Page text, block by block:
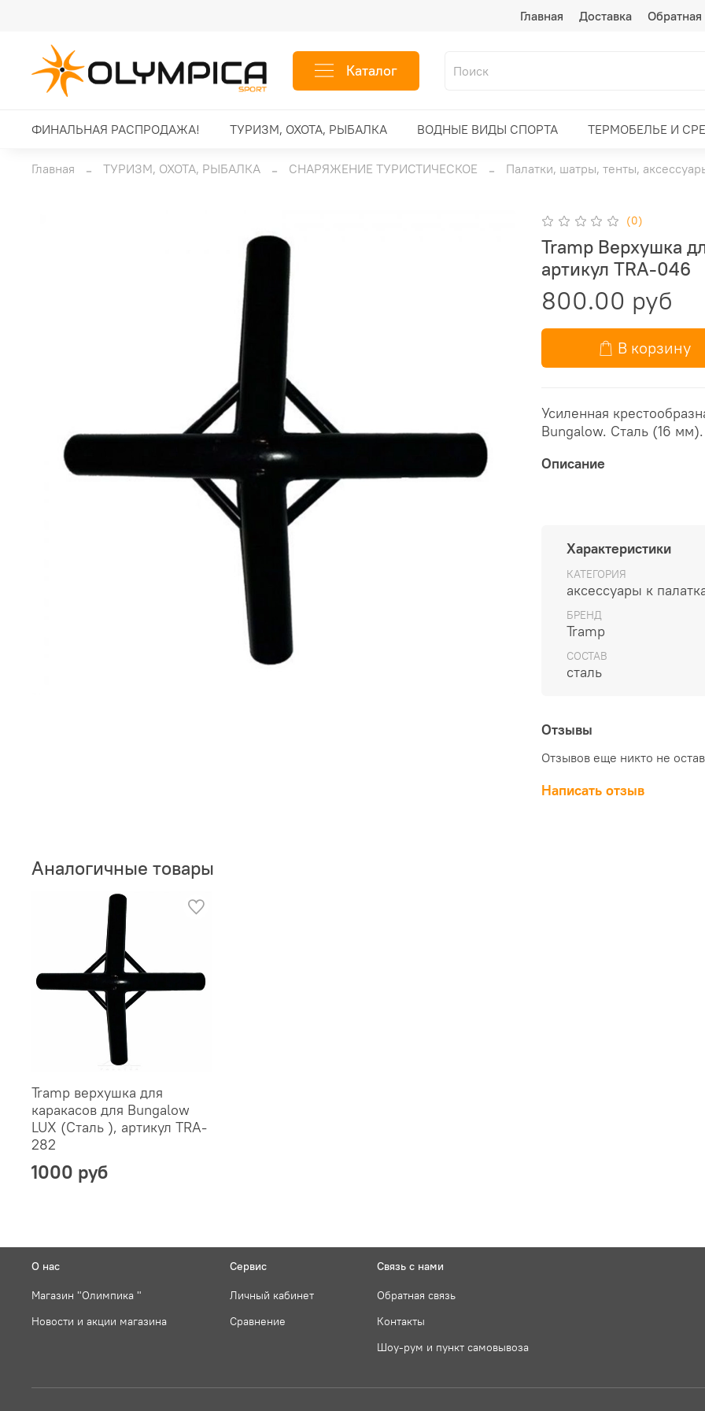
Главная Доставка Обратная
Каталог
ФИНАЛЬНАЯ РАСПРОДАЖА! ТУРИЗМ, ОХОТА, РЫБАЛКА ВОДНЫЕ ВИДЫ СПОРТА ТЕРМОБЕЛЬЕ И
Главная ТУРИЗМ, ОХОТА, РЫБАЛКА СНАРЯЖЕНИЕ ТУРИСТИЧЕСКОЕ Палатки, шатры, тенты,
(0)
Tramp Верхушка
артикул TRA-046
800.00 руб
В корзину
Усиленная
Bungalow. Сталь (16
Описание
Характеристики
КАТЕГОРИЯ
аксессуары к
БРЕНД
Tramp
СОСТАВ
сталь
Отзывы
Отзывов еще никто не
Написать отзыв
Аналогичные товары
Tramp верхушка для
каракасов для Bungalow
LUX (Сталь ), артикул TRA-
282
1000 руб
О нас
Магазин "Олимпика "
Новости и акции магазина
Сервис
Личный кабинет
Сравнение
Связь с нами
Обратная связь
Контакты
Шоу-рум и пункт самовывоза